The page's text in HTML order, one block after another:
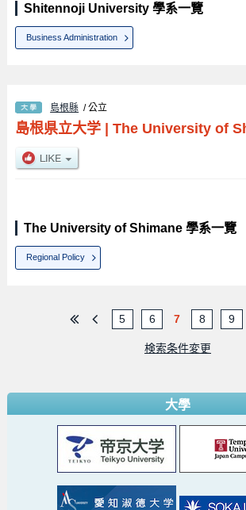
Shitennoji University 學系一覽
Business Administration
島根縣 / 公立
島根県立大学| The University of
The University of Shimane 學系一覽
Regional Policy
5 6 7 8 9
検索条件変更
大學